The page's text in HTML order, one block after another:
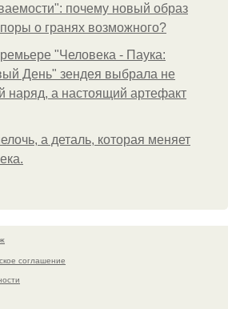
почему новый образ
о гранях возможного?
"Человека - Паука:
День" зендея выбрала не
наряд, а настоящий артефакт
а деталь, которая меняет
соглашение